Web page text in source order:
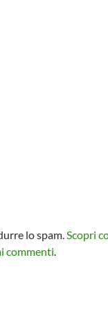
lo spam.Scopri
commenti.